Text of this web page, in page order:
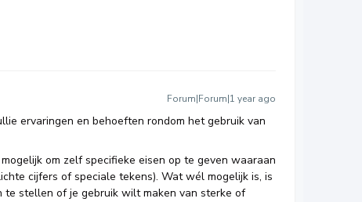
Forum|Forum|1 year ago
ervaringen en behoeften rondom het gebruik van
om zelf specifieke eisen op te geven waaraan
cijfers of speciale tekens). Wat wél mogelijk is, is
stellen of je gebruik wilt maken van sterke of